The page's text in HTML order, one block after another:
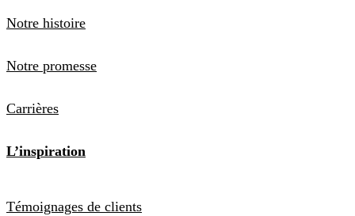
Notre histoire
Notre promesse
Carrières
L’inspiration
Témoignages de clients